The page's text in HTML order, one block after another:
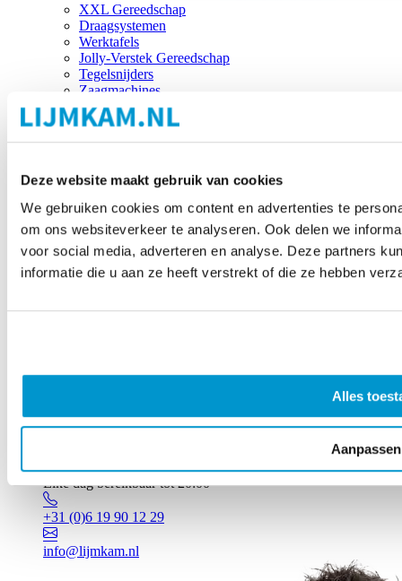
Deze website maakt gebruik van cookies
We gebruiken cookies om content en advertenties te
om ons websiteverkeer te analyseren. Ook delen we
voor social media, adverteren en analyse. Deze partners
informatie die u aan ze heeft verstrekt of die ze hebben
Alles
Aanpassen
XXL Gereedschap
Draagsystemen
Werktafels
Jolly-Verstek Gereedschap
Tegelsnijders
Zaagmachines
Merken
Elke dag bereikbaar tot 20:00
+31 (0)6 19 90 12 29
info@lijmkam.nl